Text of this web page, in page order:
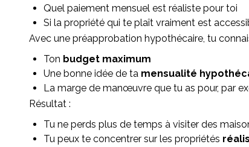
Quel paiement mensuel est réaliste pour toi
Si la propriété qui te plaît vraiment est
Avec une préapprobation hypothécaire, tu
Ton budget maximum
Une bonne idée de ta mensualité
La marge de manœuvre que tu as pour, par
Résultat :
Tu ne perds plus de temps à visiter des
Tu peux te concentrer sur les propriétés